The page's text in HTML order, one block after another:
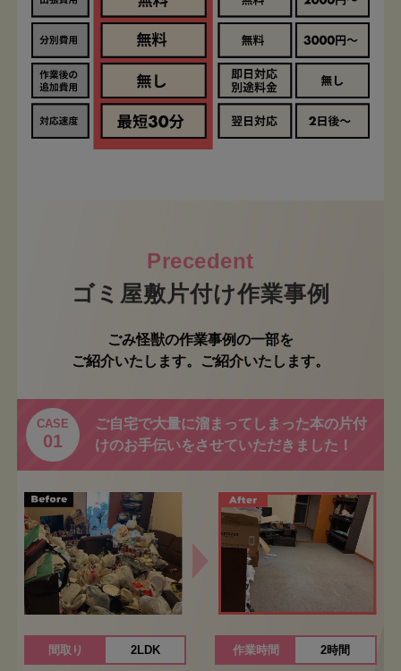
ゴミ屋敷片付け作業事例
ごみ怪獣の作業事例の一部を
ご紹介いたします。ご紹介いたします。
CASE
01
ご自宅で大量に溜まってしまった本の片付
けのお手伝いをさせていただきました！
間取り 2LDK 作業時間 2時間